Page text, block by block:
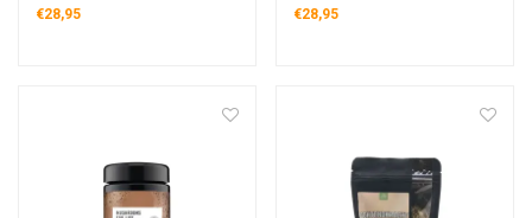
Ayurvedische kruidentmix. Deze
€28,95
een verwarmende gembermix. Deze
€28,95